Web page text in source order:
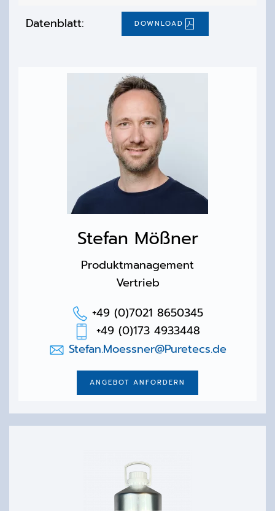
Datenblatt:
DOWNLOAD
Stefan Mößner
Produktmanagement
Vertrieb
+49 (0)7021 8650345
+49 (0)173 4933448
Stefan.Moessner@Puretecs.de
ANGEBOT ANFORDERN